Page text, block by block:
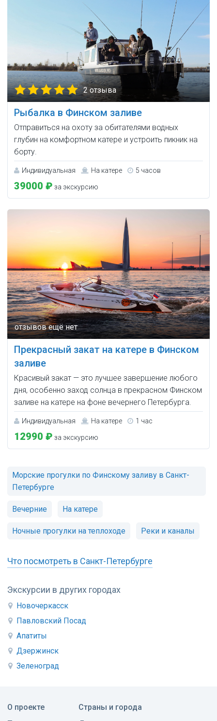
Экскурсии в других городах
Новочеркасск
Павловский Посад
Апатиты
Дзержинск
Зеленоград
2 отзыва
Рыбалка в Финском заливе
Отправиться на охоту за обитателями водных
глубин на комфортном катере и устроить пикник на
борту.
Индивидуальная На катере 5 часов
39000 ₽ за экскурсию
Прекрасный закат на катере в Финском
заливе
Красивый закат — это лучшее завершение любого
дня, особенно заход солнца в прекрасном Финском
заливе на катере на фоне вечернего Петербурга.
Индивидуальная На катере 1 час
12990 ₽ за экскурсию
Морские прогулки по Финскому заливу в Санкт-
Петербурге
Вечерние На катере
Ночные прогулки на теплоходе Реки и каналы
Что посмотреть в Санкт-Петербурге
О проекте
Страны и города